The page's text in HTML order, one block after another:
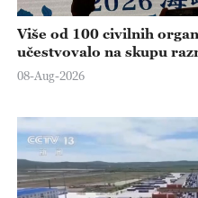
Više od 100 civilnih
učestvovalo na skupu
08-Aug-2026